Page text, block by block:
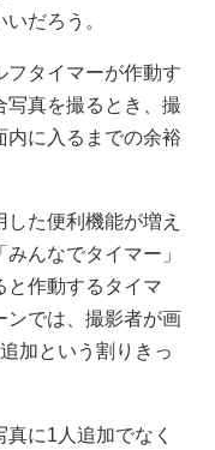
だろう。
タイマーが作動す
写真を撮るとき、撮
内に入るまでの余裕
た便利機能が増え
んなでタイマー」
と作動するタイマ
ンでは、撮影者が画
加という割りきっ
に1人追加でなく